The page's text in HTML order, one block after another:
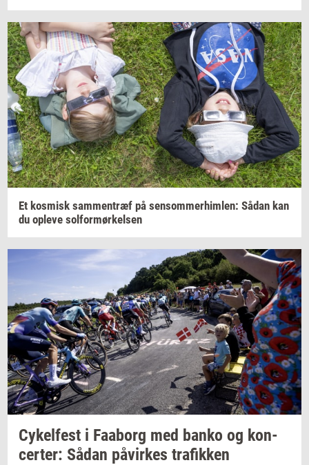
Et kos­misk sam­men­træf på sen­som­mer­him­len: Sådan kan
du op­le­ve sol­for­mør­kel­sen
Cy­kel­fest i Faa­borg med banko og kon­
cer­ter: Sådan på­vir­kes tra­fik­ken